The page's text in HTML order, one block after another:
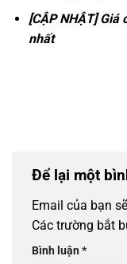
[CẬP NHẬT]
nhất
Để lại một
Email của bạn
Các trường bắt
Bình luận*